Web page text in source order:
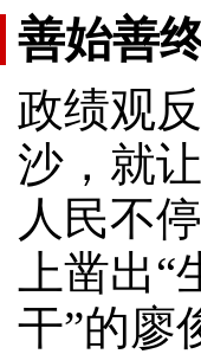
善始善
政绩观
沙，就
人民不
上凿出
干”的廖